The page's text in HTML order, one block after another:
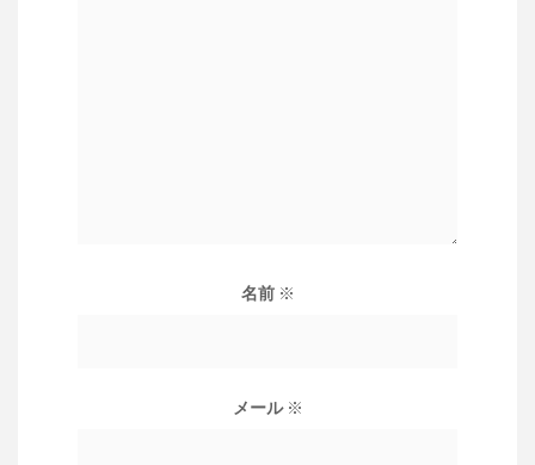
名前 ※
メール ※